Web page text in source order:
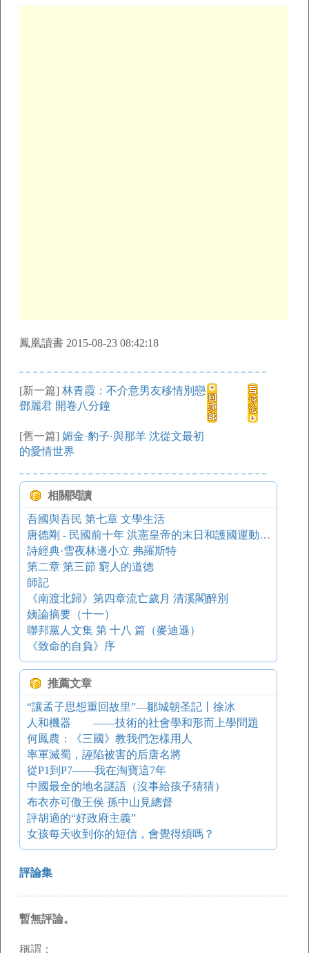
鳳凰讀書 2015-08-23 08:42:18
[新一篇] 林青霞：不介意男友移情別戀
鄧麗君 開卷八分鐘
[舊一篇] 媚金·豹子·與那羊 沈從文最初
的愛情世界
相關閱讀
吾國與吾民 第七章 文學生活
唐德剛 - 民國前十年 洪憲皇帝的末日和護國運動的疑團
詩經典·雪夜林邊小立 弗羅斯特
第二章 第三節 窮人的道德
師記
《南渡北歸》第四章流亡歲月 清溪閣醉別
姨論摘要（十一）
聯邦黨人文集 第 十八 篇（麥迪遜）
《致命的自負》序
推薦文章
“讓孟子思想重回故里”—鄒城朝圣記丨徐冰
人和機器 ——技術的社會學和形而上學問題
何鳳農：《三國》教我們怎樣用人
率軍滅蜀，誣陷被害的后唐名將
從P1到P7——我在淘寶這7年
中國最全的地名謎語（沒事給孩子猜猜）
布衣亦可傲王侯 孫中山見總督
評胡適的“好政府主義”
女孩每天收到你的短信，會覺得煩嗎？
評論集
暫無評論。
稱謂：